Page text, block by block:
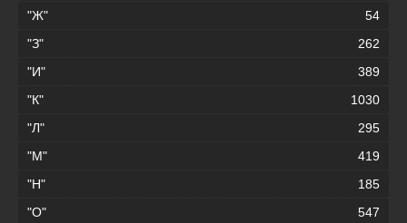
"Ж"
54
"З"
262
"И"
389
"К"
1030
"Л"
295
"М"
419
"Н"
185
"О"
547